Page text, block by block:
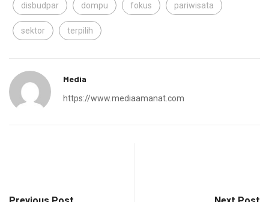
disbudpar dompu fokus pariwisata
sektor terpilih
Media
https://www.mediaamanat.com